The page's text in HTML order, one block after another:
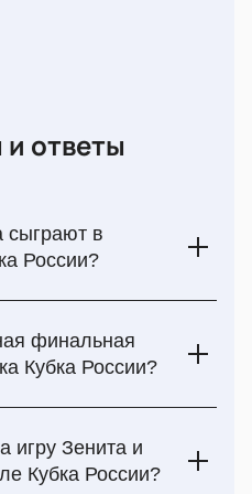
ответы
сыграют в
России?
Кубка России. Чтобы не
футбольные баталии
заранее на нашем сайте!
финальная
Кубка России?
Ждем болельщиков в
на красивейшем
игру Зенита и
Кубка России?